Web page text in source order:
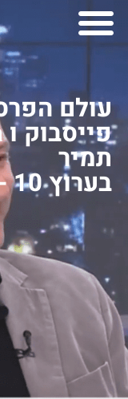
לתוכן
עולם
תמיר
בערוץ 10 - ערוץ הכלכלה